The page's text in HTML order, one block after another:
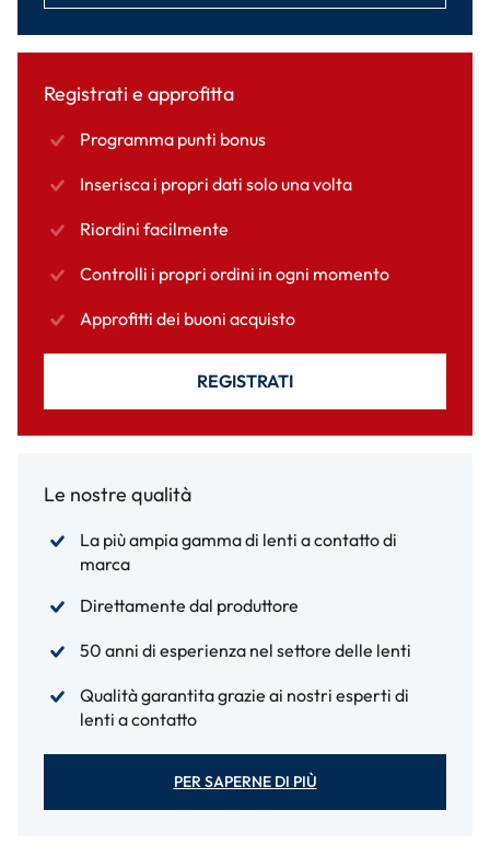
Registrati e approfitta
Programma punti bonus
Inserisca i propri dati solo una volta
Riordini facilmente
Controlli i propri ordini in ogni momento
Approfitti dei buoni acquisto
REGISTRATI
Le nostre qualità
La più ampia gamma di lenti a contatto di
marca
Direttamente dal produttore
50 anni di esperienza nel settore delle lenti
Qualità garantita grazie ai nostri esperti di
lenti a contatto
PER SAPERNE DI PIÙ